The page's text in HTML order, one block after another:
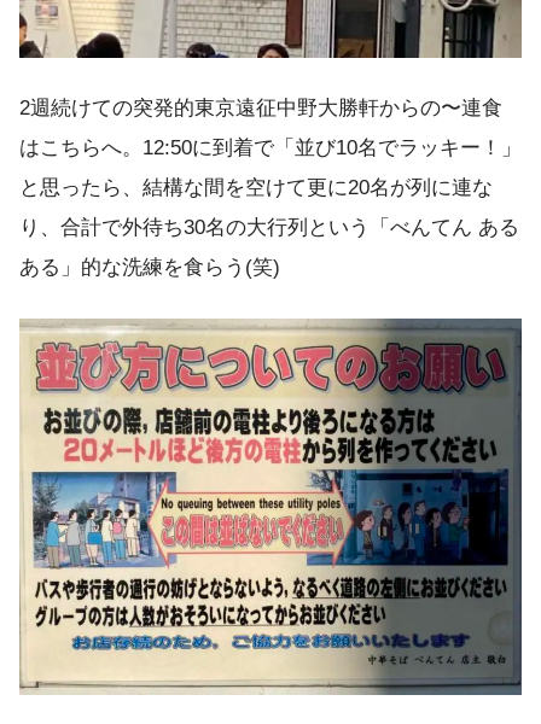
2週続けての突発的東京遠征中野大勝軒からの〜連食
はこちらへ。12:50に到着で「並び10名でラッキー！」
と思ったら、結構な間を空けて更に20名が列に連な
り、合計で外待ち30名の大行列という「べんてん ある
ある」的な洗練を食らう(笑)